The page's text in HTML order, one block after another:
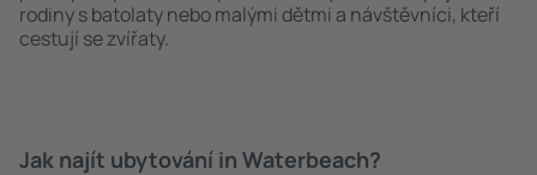
rodiny s batolaty nebo malými dětmi a návštěvníci, kteří
cestují se zvířaty.
Jak najít ubytování in Waterbeach?